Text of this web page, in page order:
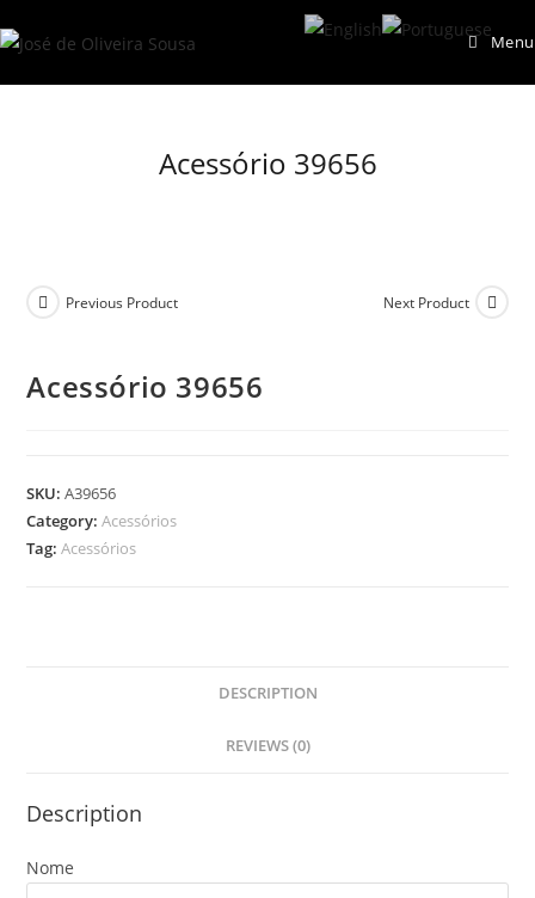
to
Menu
Acessório 39656
Previous Product Next Product
Acessório 39656
SKU:A39656
Category:Acessórios
Tag:Acessórios
DESCRIPTION
REVIEWS (0)
Description
Nome